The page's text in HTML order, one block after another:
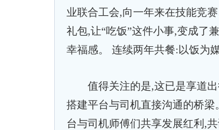
业联合工会,向一年来在技能竞
礼包,让“吃饭”这件小事,变成了
幸福感。 连续两年共餐:以饭为
值得关注的是,这已是享道出
搭建平台与司机直接沟通的桥
台与司机师傅们共享发展红利,共